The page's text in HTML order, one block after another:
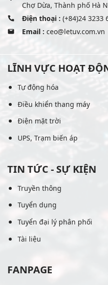
Chợ Dừa, Thành phố Hà
Điện thoại : (+84)24 3233
Email : ceo@letuv.com.vn
LĨNH VỰC HOẠT
Tự động hóa
Điều khiển thang máy
Điện mặt trời
UPS, Trạm biến áp
TIN TỨC - SỰ KIỆN
Truyền thông
Tuyển dụng
Tuyển đại lý phân phối
Tài liệu
FANPAGE